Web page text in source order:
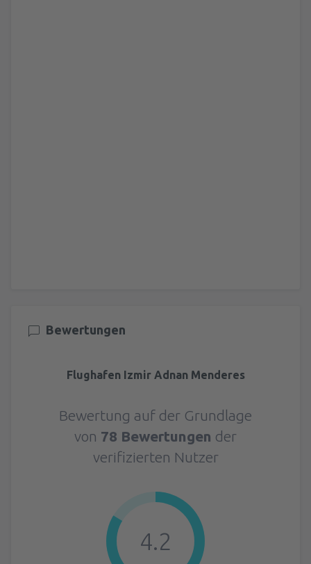
Bewertungen
Flughafen Izmir Adnan Menderes
Bewertung auf der Grundlage
von 78 Bewertungen der
verifizierten Nutzer
4.2